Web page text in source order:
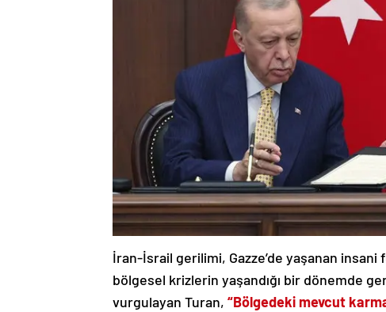
İran-İsrail gerilimi, Gazze’de yaşanan
bölgesel krizlerin yaşandığı bir dönemde
vurgulayan Turan, “Bölgedeki mevcut